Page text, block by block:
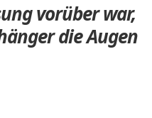
vorüber war,
die Augen